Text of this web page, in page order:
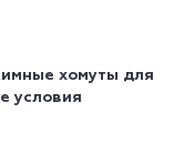
хомуты для
условия